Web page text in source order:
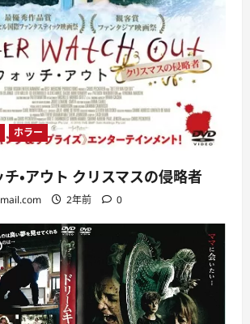
ホラー
チ・アウト クリスマスの侵略者
2年前 0